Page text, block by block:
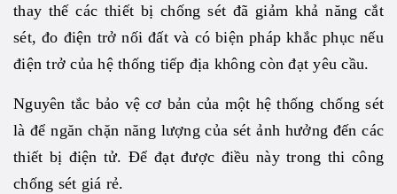
thay thế các thiết bị chống sét đã giảm khả năng cắt
sét, đo điện trở nối đất và có biện pháp khắc phục nếu
điện trở của hệ thống tiếp địa không còn đạt yêu cầu.
Nguyên tắc bảo vệ cơ bản của một hệ thống chống sét
là để ngăn chặn năng lượng của sét ảnh hưởng đến các
thiết bị điện tử. Để đạt được điều này trong thi công
chống sét giá rẻ.